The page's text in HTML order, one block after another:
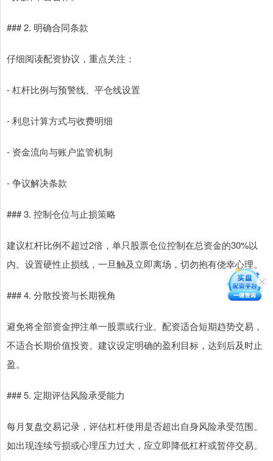
### 2. 明确合同条款
仔细阅读配资协议，重点关注：
- 杠杆比例与预警线、平仓线设置
- 利息计算方式与收费明细
- 资金流向与账户监管机制
- 争议解决条款
### 3. 控制仓位与止损策略
建议杠杆比例不超过2倍，单只股票仓位控制在总资金的30%以
内。设置硬性止损线，一旦触及立即离场，切勿抱有侥幸心理。
### 4. 分散投资与长期视角
避免将全部资金押注单一股票或行业。配资适合短期趋势交易，
不适合长期价值投资。建议设定明确的盈利目标，达到后及时止
盈。
### 5. 定期评估风险承受能力
每月复盘交易记录，评估杠杆使用是否超出自身风险承受范围。
如出现连续亏损或心理压力过大，应立即降低杠杆或暂停交易。